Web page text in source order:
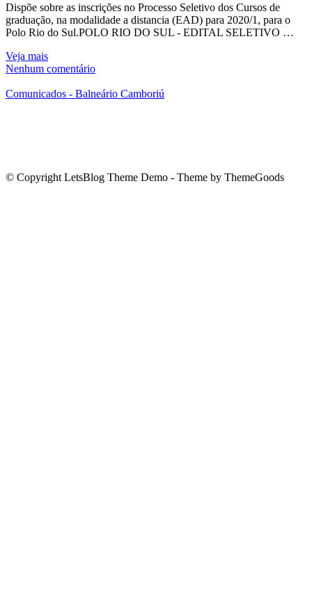
Dispõe sobre as inscrições no Processo Seletivo dos Cursos de
graduação, na modalidade a distancia (EAD) para 2020/1, para o
Polo Rio do Sul.POLO RIO DO SUL - EDITAL SELETIVO …
Veja mais
Nenhum comentário
Comunicados - Balneário Camboriú
© Copyright LetsBlog Theme Demo - Theme by ThemeGoods